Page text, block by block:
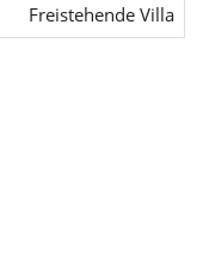
Freistehende Villa